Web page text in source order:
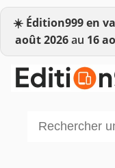
☀️ Édition999 en
août 2026au 16